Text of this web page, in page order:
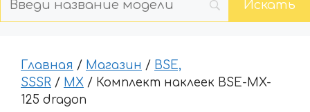
Главная / Магазин / BSE,
SSSR / MX / Комплект наклеек BSE-MX-
125 dragon